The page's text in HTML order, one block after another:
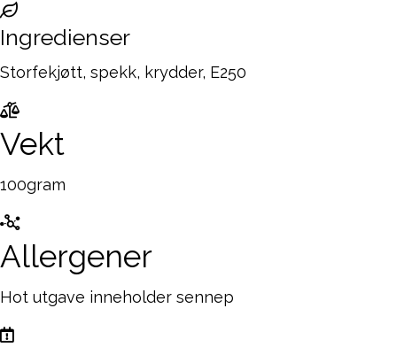
Ingredienser
Storfekjøtt, spekk, krydder, E250
Vekt
100gram
Allergener
Hot utgave inneholder sennep